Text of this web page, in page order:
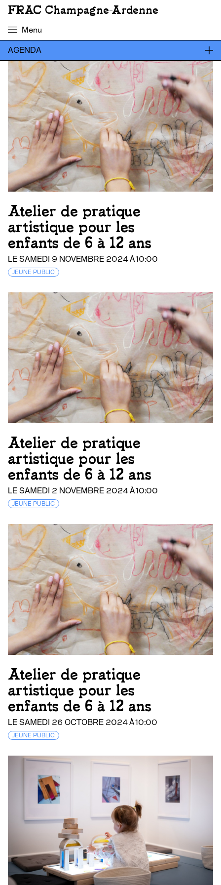
FRAC Champagne-Ardenne
Menu
AGENDA
Atelier de pratique
artistique pour les
enfants de 6 à 12 ans
LE SAMEDI 9 NOVEMBRE 2024 À 10:00
JEUNE PUBLIC
Atelier de pratique
artistique pour les
enfants de 6 à 12 ans
LE SAMEDI 2 NOVEMBRE 2024 À 10:00
JEUNE PUBLIC
Atelier de pratique
artistique pour les
enfants de 6 à 12 ans
LE SAMEDI 26 OCTOBRE 2024 À 10:00
JEUNE PUBLIC